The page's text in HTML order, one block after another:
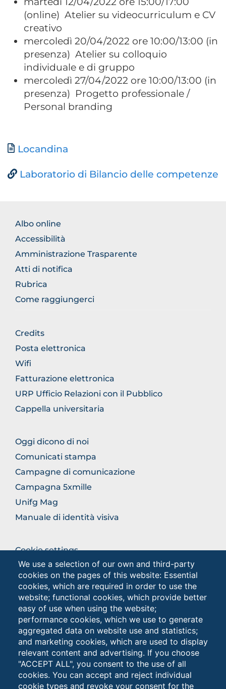
We use a selection of our own and third-party
cookies on the pages of this website: Essential
cookies, which are required in order to use the
website; functional cookies, which provide better
easy of use when using the website;
performance cookies, which we use to generate
aggregated data on website use and statistics;
and marketing cookies, which are used to display
relevant content and advertising. If you choose
"ACCEPT ALL", you consent to the use of all
cookies. You can accept and reject individual
cookie types and revoke your consent for the
(online) Atelier su videocurriculum e CV
creativo
mercoledì 20/04/2022 ore 10:00/13:00 (in
presenza) Atelier su colloquio
individuale e di gruppo
mercoledì 27/04/2022 ore 10:00/13:00 (in
presenza) Progetto professionale /
Personal branding
Document
Locandina
Laboratorio di Bilancio delle competenze
BROWSE
THE
SECTION
Albo online
Accessibilità
Amministrazione Trasparente
Atti di notifica
Rubrica
Come raggiungerci
BROWSE
THE
SECTION
Credits
Posta elettronica
Wifi
Fatturazione elettronica
URP Ufficio Relazioni con il Pubblico
Cappella universitaria
BROWSE
THE
SECTION
Oggi dicono di noi
Comunicati stampa
Campagne di comunicazione
Campagna 5xmille
Unifg Mag
Manuale di identità visiva
BROWSE
THE
SECTION
Cookie settings
Privacy - Studenti
Privacy
Browse
the
section